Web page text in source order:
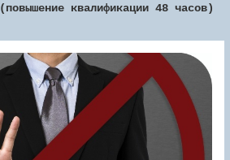
(повышение квалификации 48 часов)